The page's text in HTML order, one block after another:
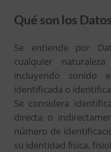
Qué son los
Se entiende por
cualquier
incluyendo sonido
identificada o
Se considera
directa o
número de
su identidad física,